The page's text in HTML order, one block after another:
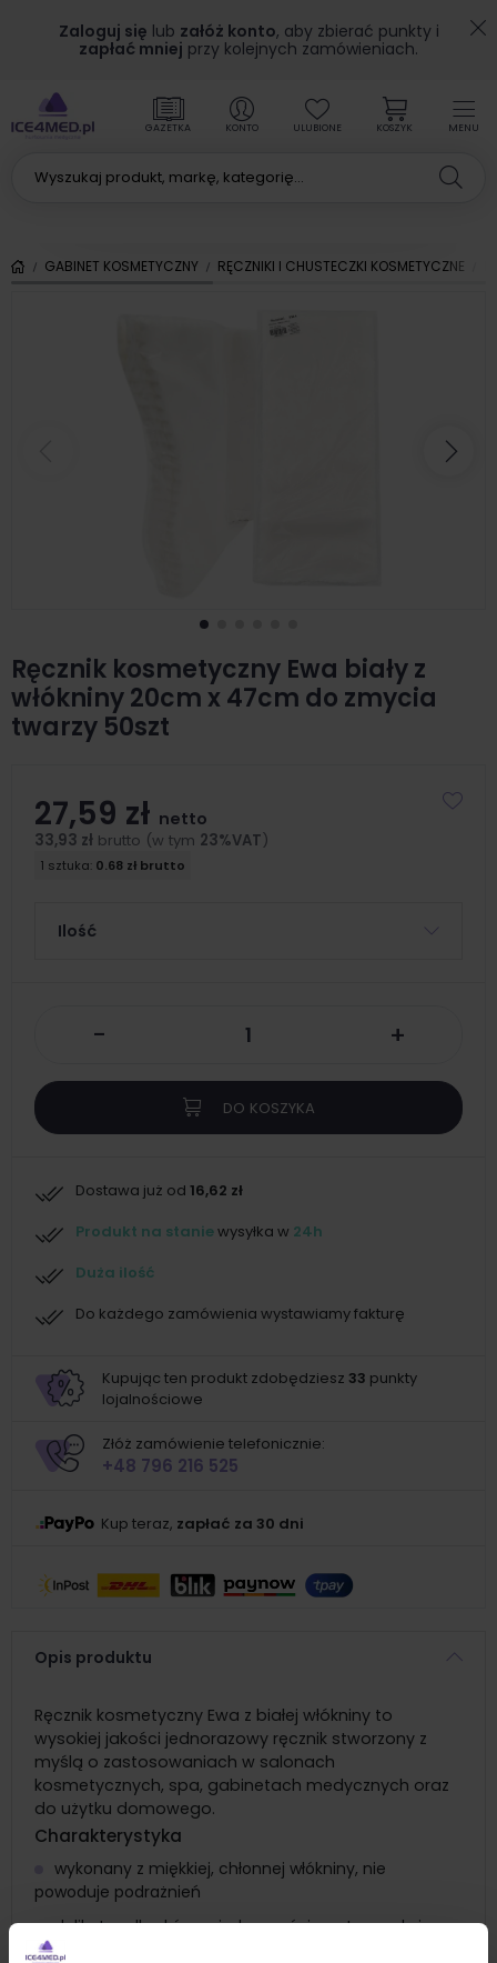
Zaloguj się lub załóż konto, aby zbierać punkty i
zapłać mniej przy kolejnych zamówieniach.
MENU
GAZETKA KONTO ULUBIONE KOSZYK
GABINET KOSMETYCZNY RĘCZNIKI I CHUSTECZKI KOSMETYCZNE
Ręcznik kosmetyczny Ewa biały z
włókniny 20cm x 47cm do zmycia
twarzy 50szt
27,59 zł netto
33,93 zł brutto (w tym 23%VAT)
1 sztuka: 0.68 zł brutto
Ilość
- +
DO KOSZYKA
Dostawa już od 16,62 zł
Produkt na staniewysyłka w 24h
Duża ilość
Do każdego zamówienia wystawiamy fakturę
Kupując ten produkt zdobędziesz 33 punkty
lojalnościowe
Złóż zamówienie telefonicznie:
+48 796 216 525
Kup teraz, zapłać za 30 dni
Opis produktu
Ręcznik kosmetyczny Ewa z białej włókniny to
wysokiej jakości jednorazowy ręcznik stworzony z
myślą o zastosowaniach w salonach
kosmetycznych, spa, gabinetach medycznych oraz
do użytku domowego.
Charakterystyka
wykonany z miękkiej, chłonnej włókniny, nie
powoduje podrażnień
delikatny dla skóry, a jednocześnie wytrzymały i
higieniczny